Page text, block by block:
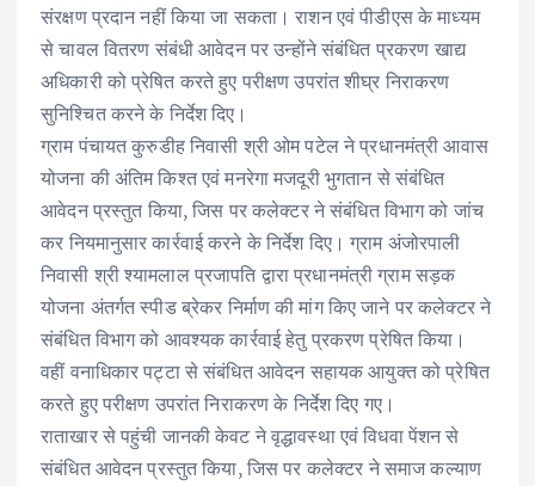
संरक्षण प्रदान नहीं किया जा सकता। राशन एवं पीडीएस के माध्यम
से चावल वितरण संबंधी आवेदन पर उन्होंने संबंधित प्रकरण खाद्य
अधिकारी को प्रेषित करते हुए परीक्षण उपरांत शीघ्र निराकरण
सुनिश्चित करने के निर्देश दिए।
ग्राम पंचायत कुरुडीह निवासी श्री ओम पटेल ने प्रधानमंत्री आवास
योजना की अंतिम किश्त एवं मनरेगा मजदूरी भुगतान से संबंधित
आवेदन प्रस्तुत किया, जिस पर कलेक्टर ने संबंधित विभाग को जांच
कर नियमानुसार कार्रवाई करने के निर्देश दिए। ग्राम अंजोरपाली
निवासी श्री श्यामलाल प्रजापति द्वारा प्रधानमंत्री ग्राम सड़क
योजना अंतर्गत स्पीड ब्रेकर निर्माण की मांग किए जाने पर कलेक्टर ने
संबंधित विभाग को आवश्यक कार्रवाई हेतु प्रकरण प्रेषित किया।
वहीं वनाधिकार पट्टा से संबंधित आवेदन सहायक आयुक्त को प्रेषित
करते हुए परीक्षण उपरांत निराकरण के निर्देश दिए गए।
राताखार से पहुंची जानकी केवट ने वृद्धावस्था एवं विधवा पेंशन से
संबंधित आवेदन प्रस्तुत किया, जिस पर कलेक्टर ने समाज कल्याण